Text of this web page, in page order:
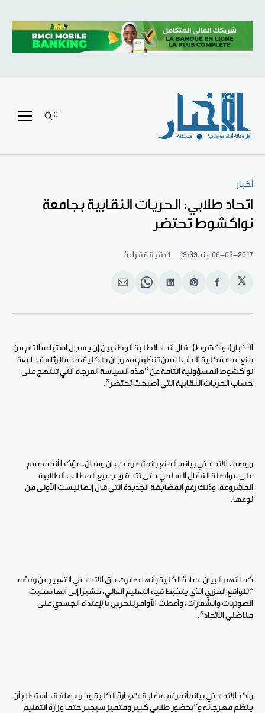
أخبار
اتحاد طلابي: الحريات النقابية بجامعة
نواكشوط تحتضر
06-03-2017عند 19:39 1 دقيقة قراءة
𝕏
انشر
الفيسبوك
Share
Pinterest
انشر
لينكد
Share
WhatsApp
انشر
الإيميل
الأخبار (نواكشوط) ـ قال اتحاد الطلبة الوطنيين إن يسجل استياءه التام من
منع عمادة كلية الآداب له من تنظيم مهرجان بالكلية، محملا رئاسة جامعة
نواكشوط المسؤولية التامة عن “هذه السياسة العرجاء التي تنتهج على
حساب الحريات النقابية التي أصبحت تحتضر”.
ووصف الاتحاد في بيانه، المنع بأنه تصرف جبان ومدان، مؤكدا أنه مصمم
على مواصلة النضال السلمي حتى تتحقق جميع المطالب الطلابية
المشروعة، وذلك رغم المضايقة الجديدة التي قال إنها ليست الأولى من
نوعها.
كما اتهم البيان عمادة الكلية بأنها صادرت حق الاتحاد في التعبير عن رفضه
“للواقع المزري الذي يتخبط فيه التعليم العالي، مشيرا إلى أنها سحبت
الصوتيات والشعارات، وأعطت الأوامر للحرس با لإعتداء الجسدي على
مناضلي الاتحاد”.
وأكد الاتحاد في بيانه أنه رغم مضايقات إدارة الكلية وحرسها فقد استطاع أن
ينظم مهرجانه و”بحضور طلابي كبير ومتميز سيجبر حتما وزارة التعليم